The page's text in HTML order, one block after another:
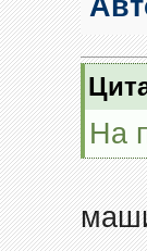
На